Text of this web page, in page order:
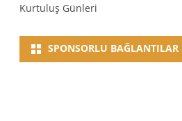
Kurtuluş Günleri
SPONSORLU BAĞLANTILAR